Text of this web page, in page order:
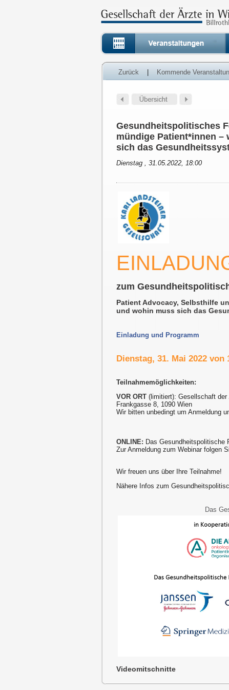
Zurück Kommende
Gesundheitspolitisches
mündige Patient*innen
sich das
Dienstag , 31.05.2022, 18:00
zum
Patient Advocacy, Selbsthilfe
und wohin muss sich das
Einladung und Programm
Dienstag, 31. Mai 2022 von
Teilnahmemöglichkeiten:
VOR ORT (limitiert): Gesellschaft
Frankgasse 8, 1090 Wien
Wir bitten unbedingt um Anmeldung
ONLINE: Das Gesundheitspolitische
Zur Anmeldung zum Webinar folgen
Wir freuen uns über Ihre Teilnahme!
Nähere Infos zum
Das
Videomitschnitte